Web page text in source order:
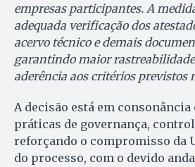
empresas participantes. A
adequada verificação dos
acervo técnico e demais
garantindo maior
aderência aos critérios previstos
A decisão está em
práticas de governança,
reforçando o compromisso da
do processo, com o devido